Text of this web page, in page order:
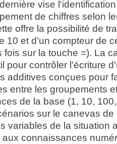
vise
de chiffres selon
offre la possibilité de
10 et d'un compteur de
sur la touche =). La
pour contrôler l'écriture
additives conçues pour
entre les groupements
de la base (1, 10,
sur le canevas de
variables de la situation
connaissances